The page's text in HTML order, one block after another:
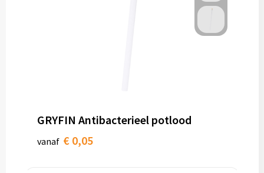
GRYFIN Antibacterieel potlood
vanaf € 0,05